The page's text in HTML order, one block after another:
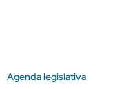
Agenda legislativa